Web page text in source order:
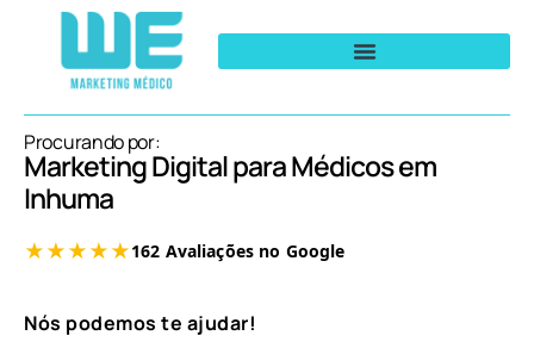
Procurando por:
Marketing Digital para Médicos em
Inhuma
Nós podemos te ajudar!